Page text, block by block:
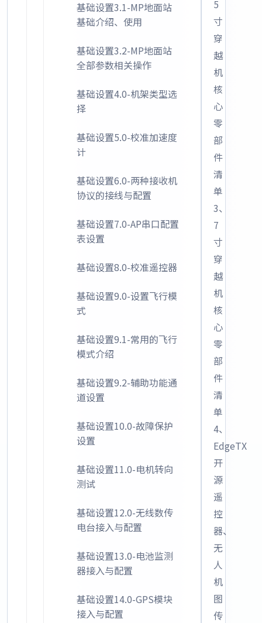
基础设置3.1-MP地面站
基础介绍、使用
基础设置3.2-MP地面站
全部参数相关操作
基础设置4.0-机架类型选
择
基础设置5.0-校准加速度
计
基础设置6.0-两种接收机
协议的接线与配置
基础设置7.0-AP串口配置
表设置
基础设置8.0-校准遥控器
基础设置9.0-设置飞行模
式
基础设置9.1-常用的飞行
模式介绍
基础设置9.2-辅助功能通
道设置
基础设置10.0-故障保护
设置
基础设置11.0-电机转向
测试
基础设置12.0-无线数传
电台接入与配置
基础设置13.0-电池监测
器接入与配置
基础设置14.0-GPS模块
接入与配置
5
寸
穿
越
机
核
心
零
部
件
清
单
3、
7
寸
穿
越
机
核
心
零
部
件
清
单
4、
EdgeTX
开
源
遥
控
器、
无
人
机
图
传